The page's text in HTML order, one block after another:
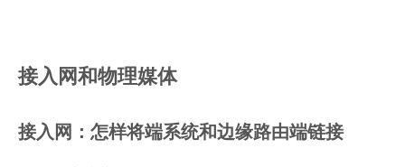
接入网和物理媒体
接入网：怎样将端系统和边缘路由端链接